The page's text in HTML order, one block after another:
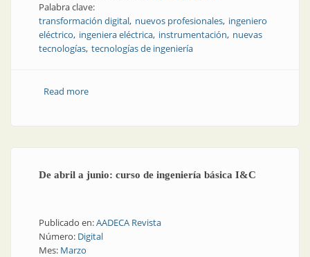
Palabra clave:
transformación digital nuevos profesionales ingeniero
eléctrico ingeniera eléctrica instrumentación nuevas
tecnologías tecnologías de ingeniería
Read moreabout ¿El fin de las especialidades de electricidad,
De abril a junio: curso de ingeniería básica I&C
Publicado en:AADECA Revista
Número: Digital
Mes: Marzo